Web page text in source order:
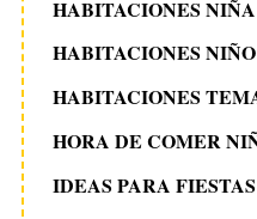
HABITACIONES NIÑA
HABITACIONES NIÑO
HABITACIONES
HORA DE COMER
IDEAS PARA